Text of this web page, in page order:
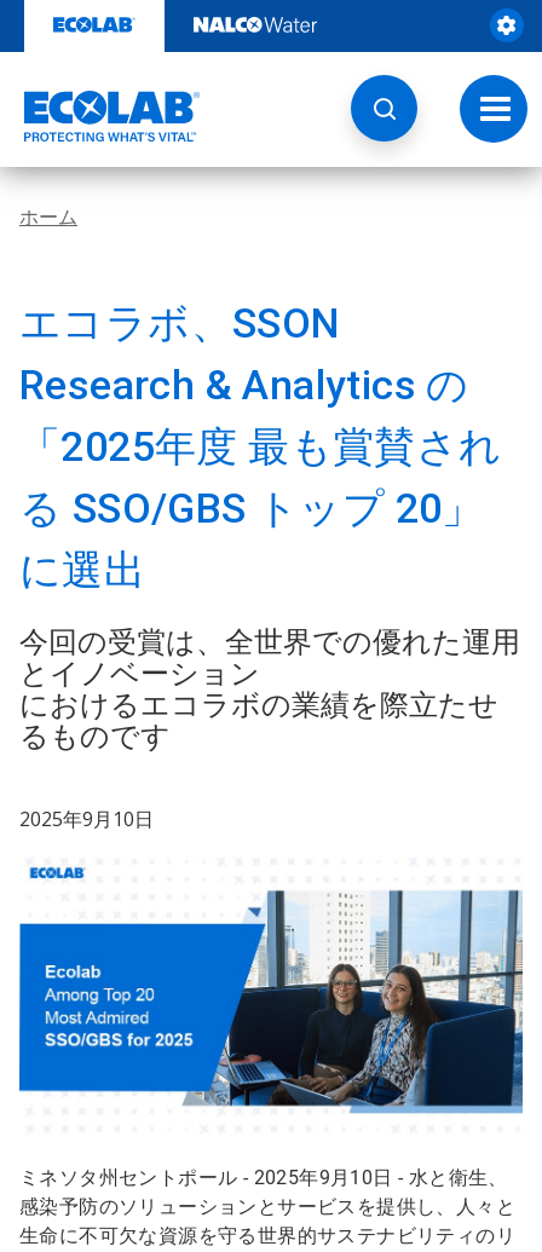
テ
る
ト
グ
ル
ナ
ホーム
エコラボ、SSON
Research & Analytics の
「2025年度 最も賞賛され
る SSO/GBS トップ 20」
に選出
今回の受賞は、全世界での優れた運用
とイノベーション
におけるエコラボの業績を際立たせ
るものです
2025年9月10日
ミネソタ州セントポール - 2025年9月10日 - 水と衛生、
感染予防のソリューションとサービスを提供し、人々と
生命に不可欠な資源を守る世界的サステナビリティのリ